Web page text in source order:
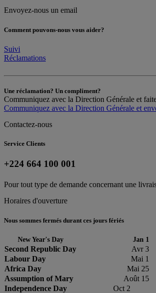
Envoyez-nous un email
Comment pouvons-nous vous aider?
Suivi
Réclamations
Une réclamation? Un compliment?
Communiquez avec la Direction Générale et
Communiquez avec la Direction Générale et
Contactez-nous
Service Clients
+224 664 100 001
Pour tout type de demande concernant une
Horaires d'ouverture
Nous sommes fermés durant ces jours fériés
New Year's Day Jan 1
Second Republic Day
Avr 3
Labour Day
Mai 1
Africa Day
Mai 25
Assumption of Mary
Août 15
Independence Day
Oct 2